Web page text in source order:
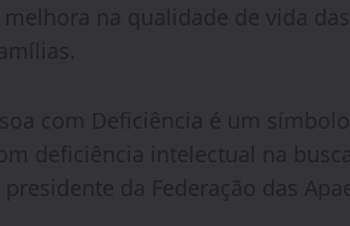
na qualidade de vida
com Deficiência é um
deficiência intelectual na
da Federação das